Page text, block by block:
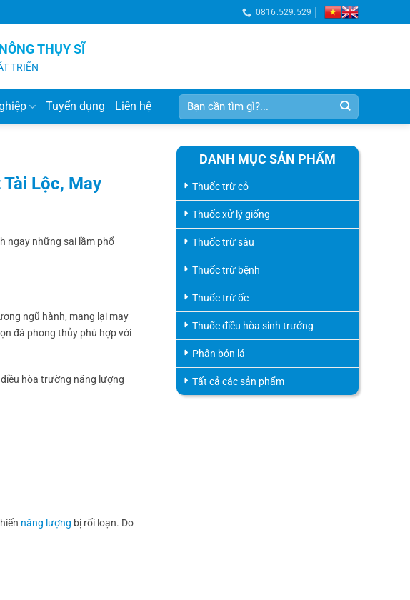
0816.529.529
THỤY SĨ
TRIỂN
Tuyển dụng Liên hệ
Tìm
kiếm:
Lộc, May
ngay những sai lầm phổ
ngũ hành, mang lại may
đá phong thủy phù hợp với
hòa trường năng lượng
năng lượng bị rối loạn. Do
DANH MỤC SẢN PHẨM
Thuốc trừ cỏ
Thuốc xử lý giống
Thuốc trừ sâu
Thuốc trừ bệnh
Thuốc trừ ốc
Thuốc điều hòa sinh trưởng
Phân bón lá
Tất cả các sản phẩm